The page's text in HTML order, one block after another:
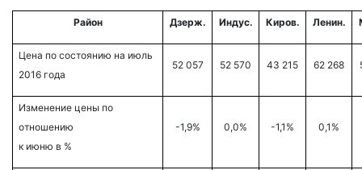
Район Дзерж. Индус. Киров. Ленин.
Цена по состоянию на июль
2016 года
52 057 52 570 43 215 62 268
Изменение цены по
отношению
к июню в %
-1,9% 0,0% -1,1% 0,1%